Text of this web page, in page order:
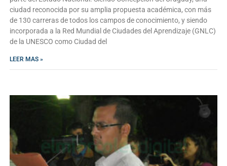
ciudad reconocida por su amplia propuesta académica, con más
de 130 carreras de todos los campos de conocimiento, y siendo
incorporada a la Red Mundial de Ciudades del Aprendizaje (GNLC)
de la UNESCO como Ciudad del
LEER MAS »